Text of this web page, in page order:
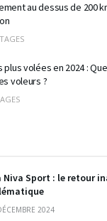
au dessus de 200
plus volées en 2024 :
voleurs ?
Niva Sport : le retour
2024